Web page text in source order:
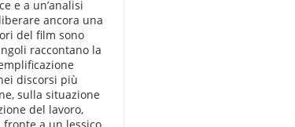
e a un’analisi
ancora una
del film sono
raccontano la
discorsi più
sulla situazione
del lavoro,